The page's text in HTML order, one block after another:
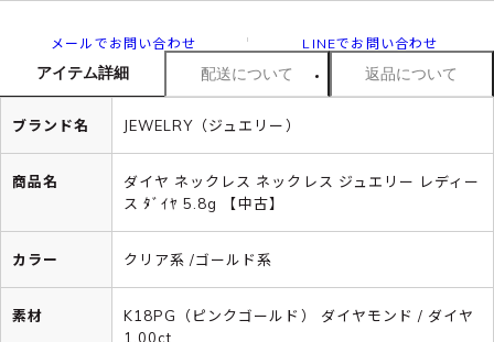
メールでお問い合わせ LINEでお問い合わせ
アイテム詳細 配送について 返品について
ブランド名 JEWELRY（ジュエリー）
商品名
ダイヤ ネックレス ネックレス ジュエリー レディー
ス ﾀﾞｲﾔ 5.8g 【中古】
カラー クリア系 /ゴールド系
素材
K18PG（ピンクゴールド） ダイヤモンド / ダイヤ
1.00ct